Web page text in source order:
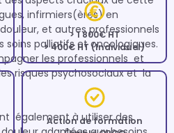
infirmiers(ères) en
et autres professionnels
soins palliatifs et oncologiques.
les professionnels  et
risques psychosociaux et  la
également à utiliser des
> 1 800€ HT
> 400€ HT (Individuel)
Action de formation